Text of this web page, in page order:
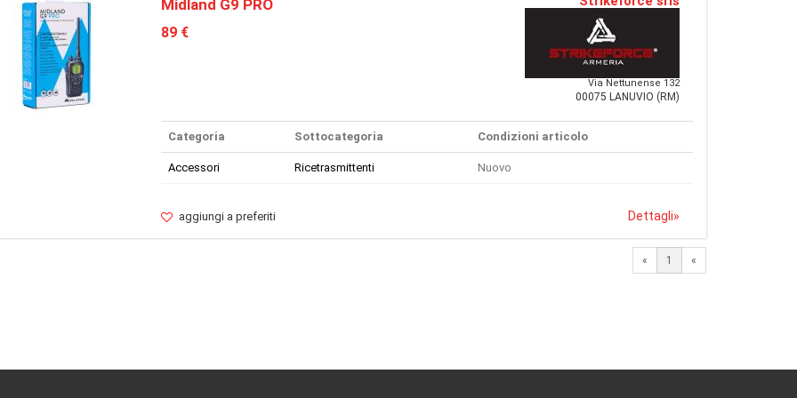
Midland G9 PRO
89 €
Via Nettunense 132
00075 LANUVIO (RM)
Categoria Sottocategoria Condizioni articolo
Accessori Ricetrasmittenti Nuovo
aggiungi a preferiti Dettagli»
« 1 «